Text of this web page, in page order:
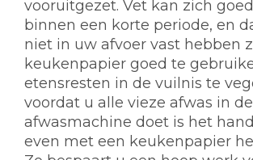
vooruitgezet. Vet kan zich
binnen een korte periode, en
niet in uw afvoer vast hebben
keukenpapier goed te
etensresten in de vuilnis te
voordat u alle vieze afwas in de
afwasmachine doet is het
even met een keukenpapier